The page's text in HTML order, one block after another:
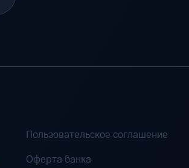
Пользовательское соглашение
Оферта банка